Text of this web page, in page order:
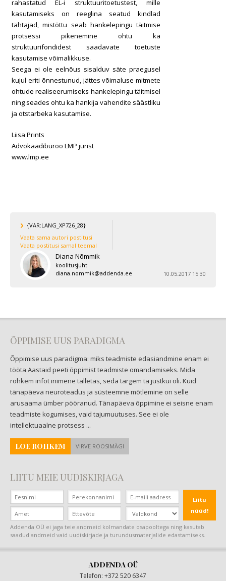
rahastatud EL-i struktuuritoetustest, mille
kasutamiseks on reeglina seatud kindlad
tähtajad, mistõttu seab hankelepingu täitmise
protsessi pikenemine ohtu ka
struktuurifondidest saadavate toetuste
kasutamise võimalikkuse.
Seega ei ole eelnõus sisalduv säte praegusel
kujul eriti õnnestunud, jättes võimaluse mitmete
ohtude realiseerumiseks hankelepingu täitmisel
ning seades ohtu ka hankija vahendite säästliku
ja otstarbeka kasutamise.
Liisa Prints
Advokaadibüroo LMP jurist
www.lmp.ee
{VAR:LANG_XP726_28}
Vaata sama autori postitusi
Vaata postitusi samal teemal
Diana Nõmmik
koolitusjuht
diana.nommik@addenda.ee
10.05.2017 15:30
ÕPPIMISE UUS PARADIGMA
Õppimise uus paradigma: miks teadmiste edasiandmine enam ei
tööta Aastaid peeti õppimist teadmiste omandamiseks. Mida
rohkem infot inimene talletas, seda targem ta justkui oli. Kuid
tänapäeva neuroteadus ja süsteemne mõtlemine on selle
arusaama ümber pööranud. Tänapäeva õppimine ei seisne enam
teadmiste kogumises, vaid tajumuutuses. See ei ole
intellektuaalne protsess ...
LOE ROHKEM VIRVE ROOSIMÄGI
LIITU MEIE UUDISKIRJAGA
Liitu
nüüd!
Addenda OÜ ei jaga teie andmeid kolmandate osapooltega ning kasutab
saadud andmeid vaid uudiskirjade ja turundusmaterjalide edastamiseks.
ADDENDA OÜ
Telefon: +372 520 6347